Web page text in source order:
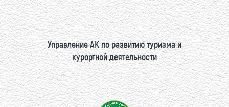
Управление АК по развитию туризма и
курортной деятельности